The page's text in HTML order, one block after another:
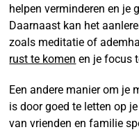
helpen verminderen en je
Daarnaast kan het
zoals meditatie of
rust te komen en je focus
Een andere manier om je
is door goed te letten op
van vrienden en familie